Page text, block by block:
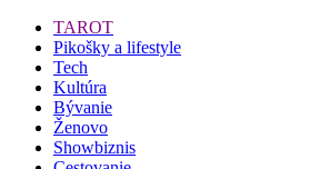
TAROT
Pikošky a lifestyle
Tech
Kultúra
Bývanie
Ženovo
Showbiznis